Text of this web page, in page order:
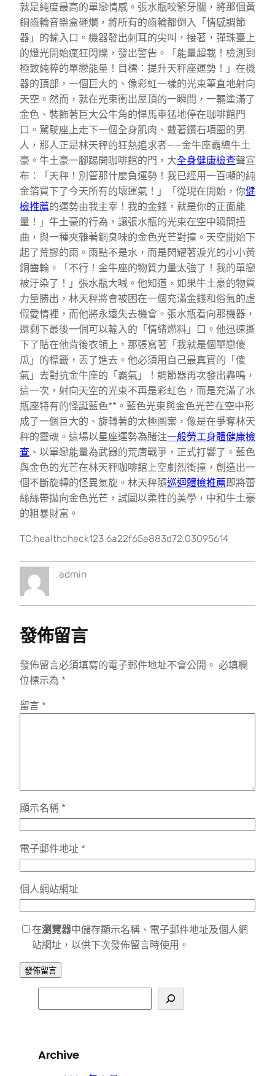
就是純度最高的單戀情感。張水瓶咬緊牙關，將那個黃
銅齒輪音樂盒砸爛，將所有的齒輪都倒入「情感調節
器」的輸入口。機器發出刺耳的尖叫，接著，彈珠臺上
的燈光開始瘋狂閃爍，發出警告。「能量超載！檢測到
極致純粹的單戀能量！目標：提升天秤座運勢！」在機
器的頂部，一個巨大的、像彩虹一樣的光束筆直地射向
天空。然而，就在光束衝出屋頂的一瞬間，一輛塗滿了
金色、裝飾著巨大公牛角的悍馬車猛地停在咖啡館門
口。駕駛座上走下一個全身肌肉、戴著鑽石項圈的男
人，那人正是林天秤的狂熱追求者——金牛座霸總牛土
豪。牛土豪一腳踢開咖啡館的門，大全身健康檢查聲宣
布：「天秤！別管那什麼負運勢！我已經用一百噸的純
金箔買下了今天所有的壞運氣！」「從現在開始，你健
檢推薦的運勢由我主宰！我的金錢，就是你的正面能
量！」牛土豪的行為，讓張水瓶的光束在空中瞬間扭
曲，與一種夾雜著銅臭味的金色光芒對撞。天空開始下
起了荒謬的雨。雨點不是水，而是閃耀著淚光的小小黃
銅齒輪。「不行！金牛座的物質力量太強了！我的單戀
被汙染了！」張水瓶大喊。他知道，如果牛土豪的物質
力量勝出，林天秤將會被困在一個充滿金錢和俗氣的虛
假愛情裡，而他將永遠失去機會。張水瓶看向那機器，
還剩下最後一個可以輸入的「情緒燃料」口。他迅速撕
下了貼在他背後衣領上，那張寫著「我就是個單戀傻
瓜」的標籤，丟了進去。他必須用自己最真實的「傻
氣」去對抗金牛座的「霸氣」！調節器再次發出轟鳴，
這一次，射向天空的光束不再是彩虹色，而是充滿了水
瓶座特有的怪誕藍色**。藍色光束與金色光芒在空中形
成了一個巨大的、旋轉著的太極圖案，像是在爭奪林天
秤的靈魂。這場以星座運勢為賭注一般勞工身體健康檢
查 、以單戀能量為武器的荒唐戰爭，正式打響了。藍色
與金色的光芒在林天秤咖啡館上空劇烈衝撞，創造出一
個不斷旋轉的怪異氣旋。林天秤隨巡迴體檢推薦即將蕾
絲絲帶拋向金色光芒，試圖以柔性的美學，中和牛土豪
的粗暴財富。
TC:healthcheck123 6a22f65e883d72.03095614
admin
發佈留言
發佈留言必須填寫的電子郵件地址不會公開。 必填欄
位標示為 *
留言 *
顯示名稱 *
電子郵件地址 *
個人網站網址
在瀏覽器中儲存顯示名稱、電子郵件地址及個人網
站網址，以供下次發佈留言時使用。
e
c
Archive